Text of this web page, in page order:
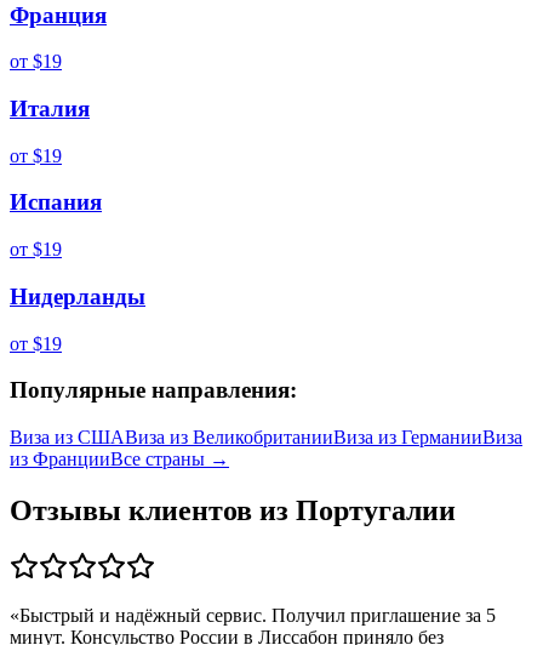
Франция
от $19
Италия
от $19
Испания
от $19
Нидерланды
от $19
Популярные направления:
Виза из СШАВиза из ВеликобританииВиза из ГерманииВиза
из ФранцииВсе страны →
Отзывы клиентов из Португалии
«Быстрый и надёжный сервис. Получил приглашение за 5
минут. Консульство России в Лиссабон приняло без